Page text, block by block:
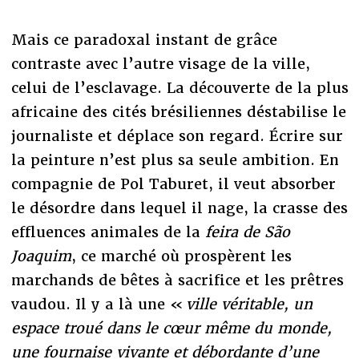
Mais ce paradoxal instant de grâce
contraste avec l’autre visage de la ville,
celui de l’esclavage. La découverte de la plus
africaine des cités brésiliennes déstabilise le
journaliste et déplace son regard. Écrire sur
la peinture n’est plus sa seule ambition. En
compagnie de Pol Taburet, il veut absorber
le désordre dans lequel il nage, la crasse des
effluences animales de la feira de São
Joaquim, ce marché où prospèrent les
marchands de bêtes à sacrifice et les prêtres
vaudou. Il y a là une « ville véritable, un
espace troué dans le cœur même du monde,
une fournaise vivante et débordante d’une